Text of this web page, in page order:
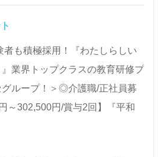
スをご利用いただけます。＜非
！＞"転職支援"のプロと一緒に
わせお待ちしております。
者も積極採用！『わたしらしい
業界トップクラスの教育研修プ
グループ！＞◎介護職/正社員募
～302,500円/賞与2回】『平和